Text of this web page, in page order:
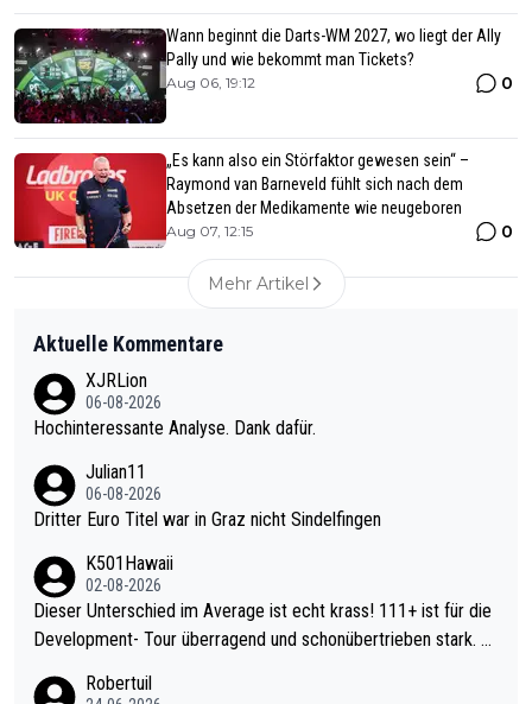
Wann beginnt die Darts-WM 2027, wo liegt der Ally
Pally und wie bekommt man Tickets?
Aug 06, 19:12 0
„Es kann also ein Störfaktor gewesen sein“ –
Raymond van Barneveld fühlt sich nach dem
Absetzen der Medikamente wie neugeboren
Aug 07, 12:15 0
Mehr Artikel
Aktuelle Kommentare
XJRLion
06-08-2026
Hochinteressante Analyse. Dank dafür.
Julian11
06-08-2026
Dritter Euro Titel war in Graz nicht Sindelfingen
K501Hawaii
02-08-2026
Dieser Unterschied im Average ist echt krass! 111+ ist für die
Development- Tour überragend und schonübertrieben stark. U
mal 40+ erst recht. Da gewinnst keinen Blumentopf - ist ja noc
Robertuil